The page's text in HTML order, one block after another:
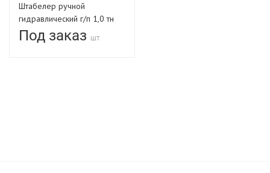
Штабелер ручной
гидравлический г/п 1,0 тн
высота 3,0 м длина вил
1150 мм ширина вил 550мм
Под заказ шт